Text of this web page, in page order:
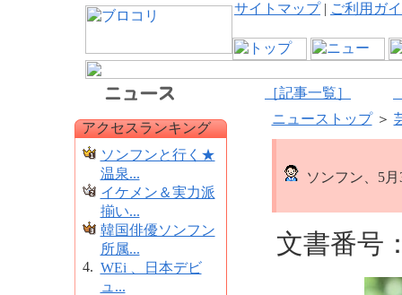
サイトマップ| ご利用ガ
［記事一覧］
アクセスランキング
ソンフンと行く★
温泉...
イケメン＆実力派
揃い...
韓国俳優ソンフン
所属...
4. WEi 、日本デビ
ュ...
ニューストップ＞
ソンフン、5
文書番号